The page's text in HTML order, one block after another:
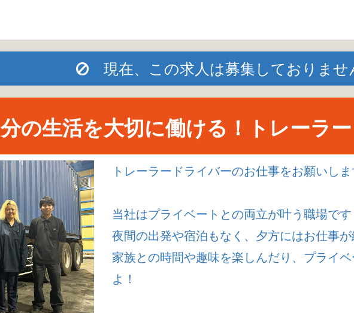
現在、この求人は募集しておりませ
分の生活を大切に働ける！トレーラ
トレーラードライバーのお仕事をお願いし
当社はプライベートとの両立が叶う職場で
夜間の出発や宿泊もなく、夕方にはお仕事
家族との時間や趣味を楽しんだり、プライ
よ！